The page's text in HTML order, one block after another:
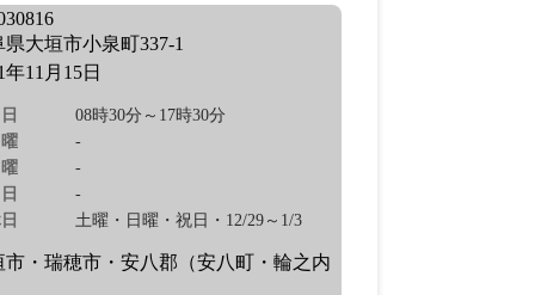
県大垣市小泉町337-1
年11月15日
08時30分～17時30分
-
-
-
土曜・日曜・祝日・12/29～1/3
市・瑞穂市・安八郡（安八町・輪之内